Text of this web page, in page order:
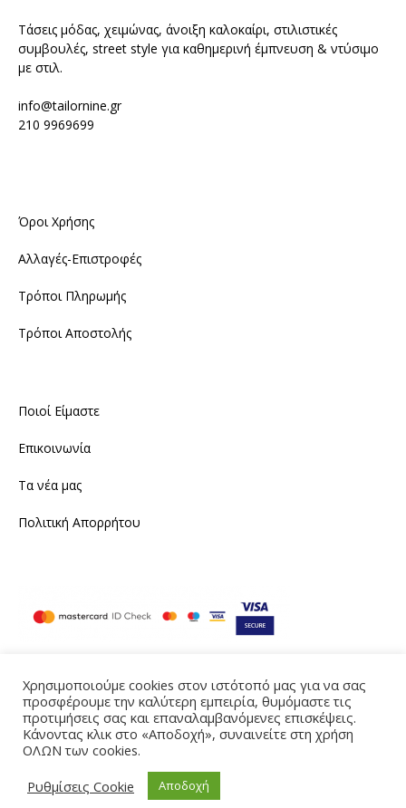
Τάσεις μόδας, χειμώνας, άνοιξη καλοκαίρι, στιλιστικές
συμβουλές, street style για καθημερινή έμπνευση & ντύσιμο
με στιλ.
info@tailornine.gr
210 9969699
Όροι Χρήσης
Αλλαγές-Επιστροφές
Τρόποι Πληρωμής
Τρόποι Αποστολής
Ποιοί Είμαστε
Επικοινωνία
Τα νέα μας
Πολιτική Απορρήτου
©2021 tailornine.gr. All rights reserved
InstagramFacebook
Produced by eTouch
Χρησιμοποιούμε cookies στον ιστότοπό μας για να σας
προσφέρουμε την καλύτερη εμπειρία, θυμόμαστε τις
προτιμήσεις σας και επαναλαμβανόμενες επισκέψεις.
Κάνοντας κλικ στο «Αποδοχή», συναινείτε στη χρήση
ΟΛΩΝ των cookies.
Ρυθμίσεις Cookie
Αποδοχή